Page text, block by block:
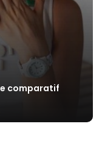
comparatif